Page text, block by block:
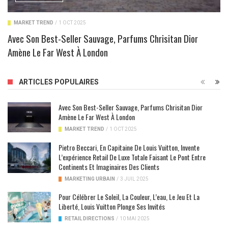
MARKET TREND / 1 OCT 2025
Avec Son Best-Seller Sauvage, Parfums Chrisitan Dior
Amène Le Far West À London
ARTICLES POPULAIRES
Avec Son Best-Seller Sauvage, Parfums Chrisitan Dior
Amène Le Far West À London
MARKET TREND / 1 OCT 2025
Pietro Beccari, En Capitaine De Louis Vuitton, Invente
L’expérience Retail De Luxe Totale Faisant Le Pont Entre
Continents Et Imaginaires Des Clients
MARKETING URBAIN / 3 JUIL 2025
Pour Célébrer Le Soleil, La Couleur, L’eau, Le Jeu Et La
Liberté, Louis Vuitton Plonge Ses Invités
RETAIL DIRECTIONS / 10 MAI 2025